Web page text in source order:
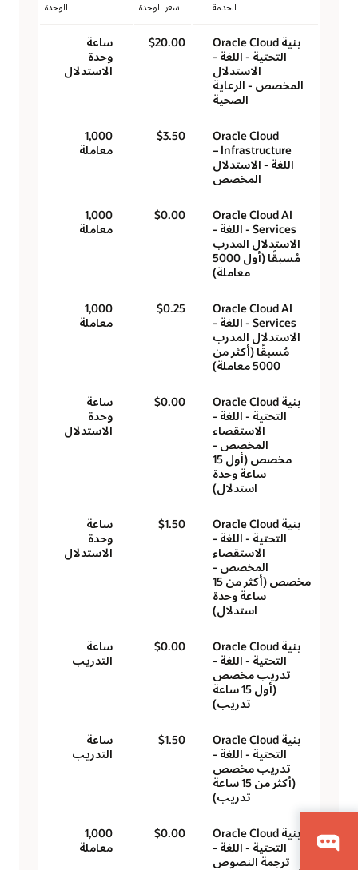
الخدمة سعر الوحدة الوحدة
بنية Oracle Cloud
التحتية - اللغة -
الاستدلال
المخصص - الرعاية
الصحية
$20.00
ساعة
وحدة
الاستدلال
Oracle Cloud
Infrastructure –
اللغة - الاستدلال
المخصص
$3.50
1,000
معاملة
Oracle Cloud AI
Services - اللغة -
الاستدلال المدرب
مُسبقًا (أول 5000
معاملة)
$0.00
1,000
معاملة
Oracle Cloud AI
Services - اللغة -
الاستدلال المدرب
مُسبقًا (أكثر من
5000 معاملة)
$0.25
1,000
معاملة
بنية Oracle Cloud
التحتية - اللغة -
الاستقصاء
المخصص -
مخصص (أول 15
ساعة وحدة
استدلال)
$0.00
ساعة
وحدة
الاستدلال
بنية Oracle Cloud
التحتية - اللغة -
الاستقصاء
المخصص -
مخصص (أكثر من 15
ساعة وحدة
استدلال)
$1.50
ساعة
وحدة
الاستدلال
بنية Oracle Cloud
التحتية - اللغة -
تدريب مخصص
(أول 15 ساعة
تدريب)
$0.00
ساعة
التدريب
بنية Oracle Cloud
التحتية - اللغة -
تدريب مخصص
(أكثر من 15 ساعة
تدريب)
$1.50
ساعة
التدريب
بنية Oracle Cloud
التحتية - اللغة -
ترجمة النصوص
$0.00
1,000
معاملة